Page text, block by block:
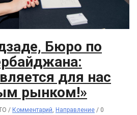
Бюро по
для нас
рынком!»
/ Комментарий Направление / 0